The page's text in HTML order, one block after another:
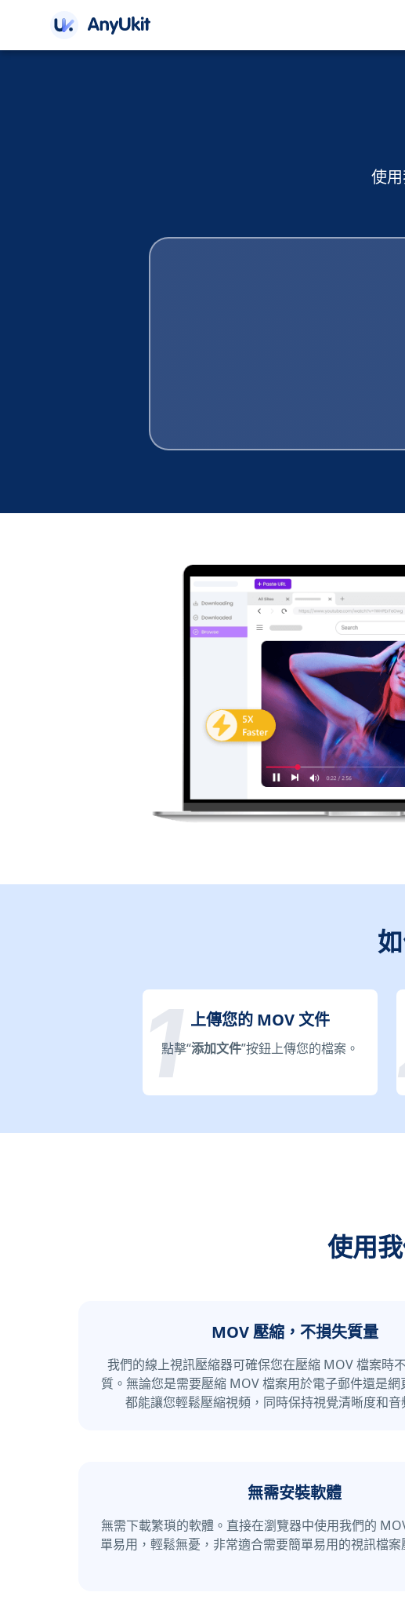
使
上傳您的 MOV 文件
點擊“添加文件”按鈕上傳您的檔案。
使用
MOV 壓縮，不損失質量
我們的線上視訊壓縮器可確保您在壓縮 MOV 檔案時
質。無論您是需要壓縮 MOV 檔案用於電子郵件還是
都能讓您輕鬆壓縮視頻，同時保持視覺清晰度和音
無需安裝軟體
無需下載繁瑣的軟體。直接在瀏覽器中使用我們的
單易用，輕鬆無憂，非常適合需要簡單易用的視訊檔案